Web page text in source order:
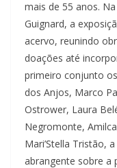
mais de 55 anos.
Guignard, a
acervo, reunindo
doações até
primeiro conjunto
dos Anjos, Marco
Ostrower, Laura
Negromonte,
Mari’Stella Tristão,
abrangente sobre a